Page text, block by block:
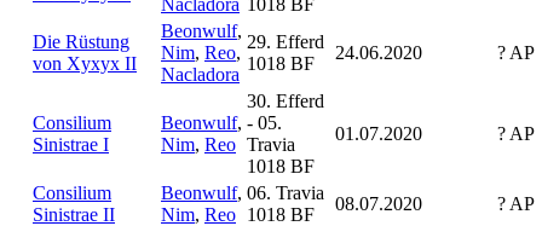
Die Rüstung
von Xyxyx II
Beonwulf,
Nim, Reo,
Nacladora
29. Efferd
1018 BF
24.06.2020 ? AP
Consilium
Sinistrae I
Beonwulf,
Nim, Reo
30. Efferd
- 05.
Travia
1018 BF
01.07.2020 ? AP
Consilium
Sinistrae II
Beonwulf,
Nim, Reo
06. Travia
1018 BF
08.07.2020 ? AP